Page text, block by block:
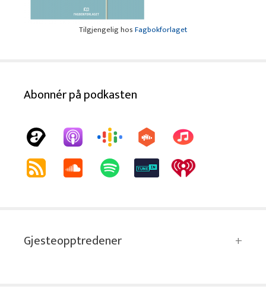
Tilgjengelig hosFagbokforlaget
Abonnér på podkasten
Gjesteopptredener